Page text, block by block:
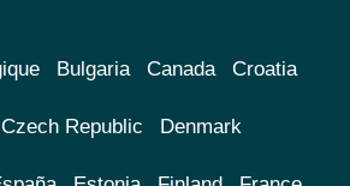
Bulgaria Canada Croatia
Czech Republic Denmark